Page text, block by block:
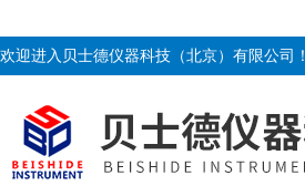
欢迎进入贝士德仪器科技（北京）有限公司！